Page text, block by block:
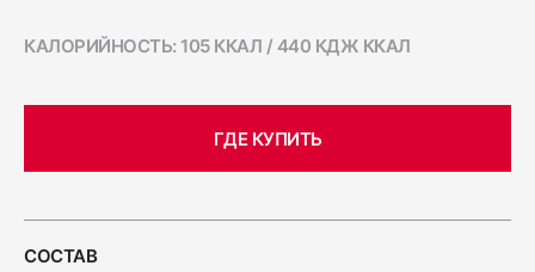
Колбаса сырокопчёная "Зернистая"
ГОСТ
Бекон "Дабл Смок"
КАЛОРИЙНОСТЬ: 105 ККАЛ / 440 КДЖ ККАЛ
ГДЕ КУПИТЬ
СОСТАВ